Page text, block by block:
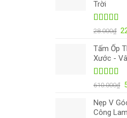
Trời
Được xếp
sao
28.000₫
là:
Tấm Ốp
Xước -
Được xếp
sao
610.000₫
Nẹp V
Công